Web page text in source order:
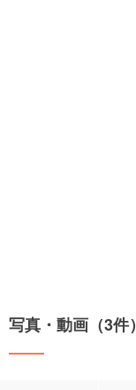
写真・動画（3件）